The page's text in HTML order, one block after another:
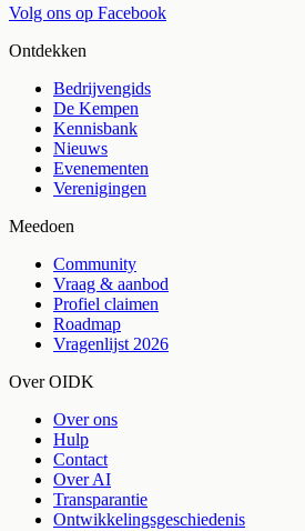
Volg ons op Facebook
Ontdekken
Bedrijvengids
De Kempen
Kennisbank
Nieuws
Evenementen
Verenigingen
Meedoen
Community
Vraag & aanbod
Profiel claimen
Roadmap
Vragenlijst 2026
Over OIDK
Over ons
Hulp
Contact
Over AI
Transparantie
Ontwikkelingsgeschiedenis